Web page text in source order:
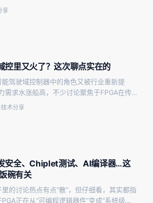
怎么压？RISC-V软核是不是…
享
控里又火了？这次聊点实在的
能驾驶域控制器中的角色又被行业重新提
需求水涨船高，不少讨论聚焦于FPGA在传
多路摄像头接口桥接以及低延迟控制通…
技术分享
安全、Chiplet测试、AI编译器…这
碗有关
的讨论热点有点“散”，但仔细看，其实都指
正在从“可编程逻辑器件”变成“系统级基